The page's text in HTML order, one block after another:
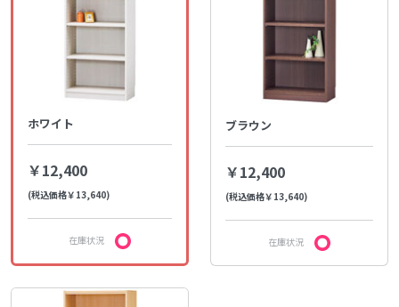
ホワイト
￥12,400
(税込価格￥13,640)
在庫状況
ブラウン
￥12,400
(税込価格￥13,640)
在庫状況